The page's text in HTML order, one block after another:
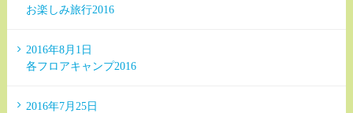
お楽しみ旅行2016
2016年8月1日
各フロアキャンプ2016
2016年7月25日